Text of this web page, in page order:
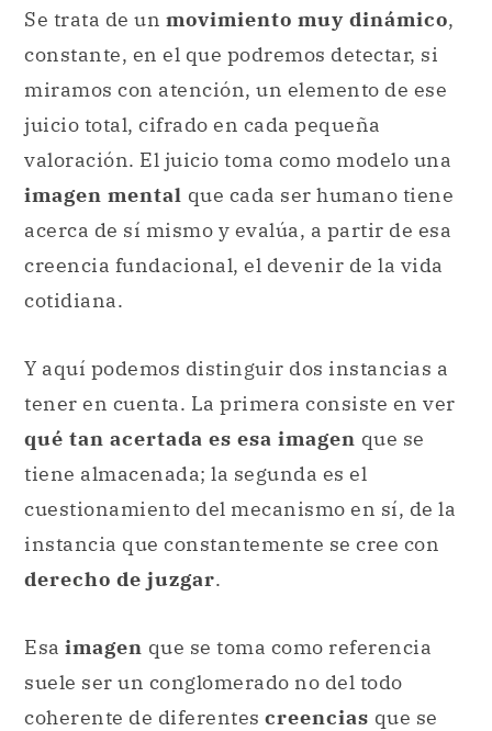
Se trata de un movimiento muy dinámico,
constante, en el que podremos detectar, si
miramos con atención, un elemento de ese
juicio total, cifrado en cada pequeña
valoración. El juicio toma como modelo una
imagen mental que cada ser humano tiene
acerca de sí mismo y evalúa, a partir de esa
creencia fundacional, el devenir de la vida
cotidiana.
Y aquí podemos distinguir dos instancias a
tener en cuenta. La primera consiste en ver
qué tan acertada es esa imagen que se
tiene almacenada; la segunda es el
cuestionamiento del mecanismo en sí, de la
instancia que constantemente se cree con
derecho de juzgar.
Esa imagen que se toma como referencia
suele ser un conglomerado no del todo
coherente de diferentes creencias que se